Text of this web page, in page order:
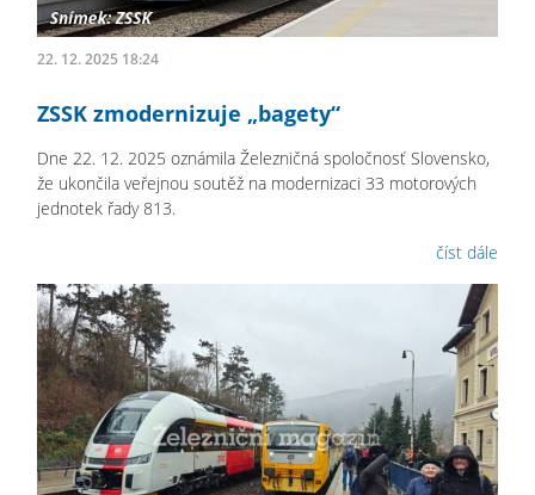
22. 12. 2025 18:24
ZSSK zmodernizuje „bagety“
Dne 22. 12. 2025 oznámila Železničná spoločnosť Slovensko,
že ukončila veřejnou soutěž na modernizaci 33 motorových
jednotek řady 813.
číst dále